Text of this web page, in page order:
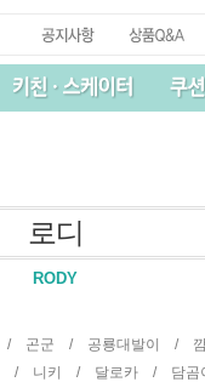
로디
RODY
/ 곤군 / 공룡대발이 /
/ 니키 / 달로카 / 담